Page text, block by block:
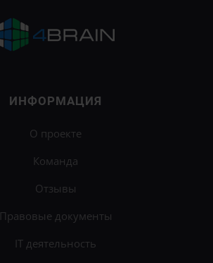
ИНФОРМАЦИЯ
О проекте
Команда
Отзывы
Правовые документы
IT деятельность